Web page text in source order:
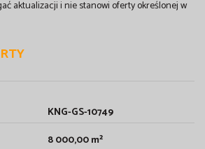
aktualizacji i nie stanowi oferty określonej w
KNG-GS-10749
8 000,00 m²